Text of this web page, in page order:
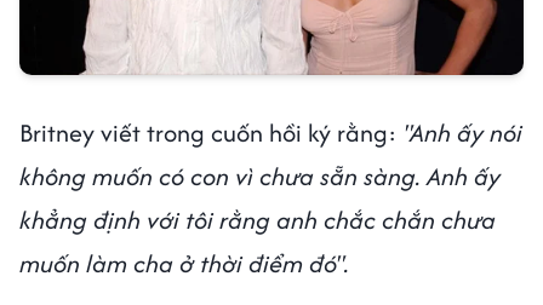
Britney viết trong cuốn hồi ký rằng: "Anh ấy nói
không muốn có con vì chưa sẵn sàng. Anh ấy
khẳng định với tôi rằng anh chắc chắn chưa
muốn làm cha ở thời điểm đó".